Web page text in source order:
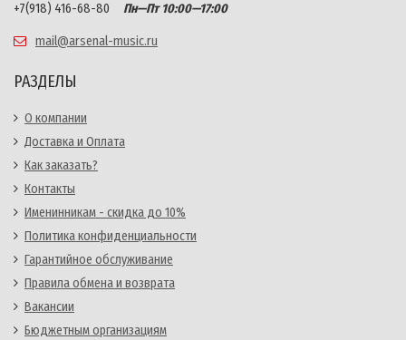
+7(918) 416-68-80
Пн—Пт 10:00—17:00
mail@arsenal-music.ru
РАЗДЕЛЫ
О компании
Доставка и Оплата
Как заказать?
Контакты
Именинникам - скидка до 10%
Политика конфиденциальности
Гарантийное обслуживание
Правила обмена и возврата
Вакансии
Бюджетным организациям